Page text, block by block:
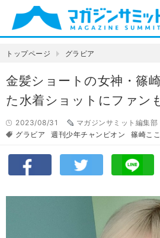
トップページ グラビア
金髪ショートの女神・篠
た水着ショットにファン
2023/08/31
マガジンサミット編集部
グラビア
週刊少年チャンピオン 篠崎こ